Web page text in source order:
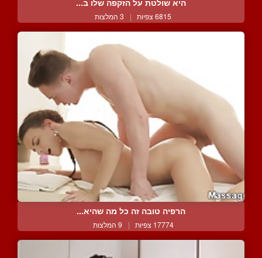
היא שולטת על הזקפה שלו ב...
6815 צפיות | 3 המלצות
הרפיה טובה זה כל מה שהיא...
17774 צפיות | 9 המלצות